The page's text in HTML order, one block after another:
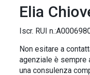
Elia
Iscr. RUI
Non esitare a
agenziale è
una consulenza